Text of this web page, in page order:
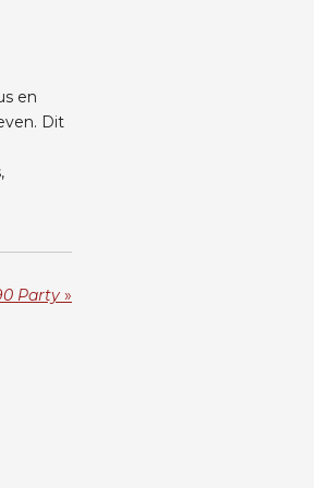
en
Dit
Party »